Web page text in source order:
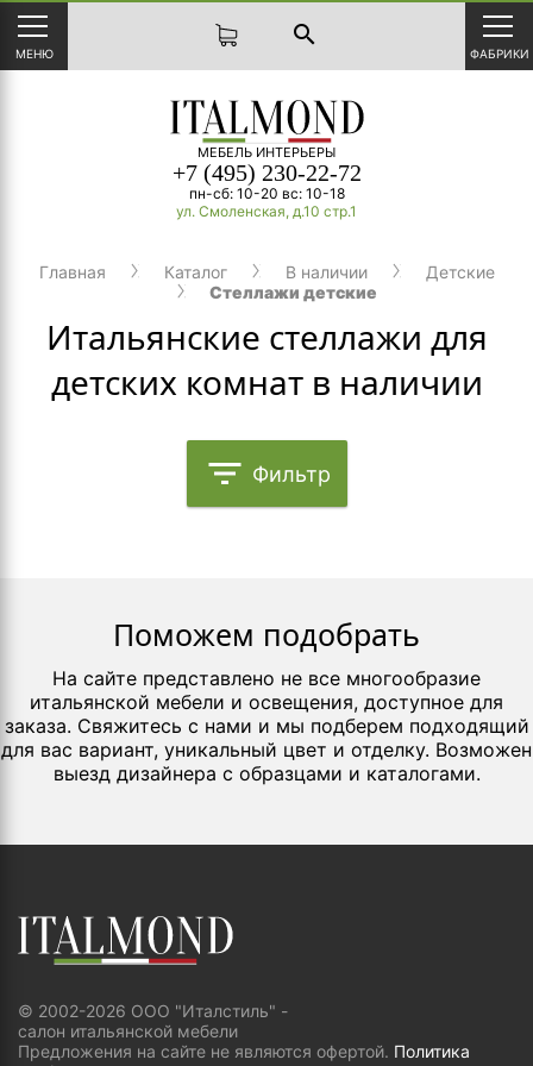
МЕНЮ
search
ФАБРИКИ
МЕБЕЛЬ ИНТЕРЬЕРЫ
+7 (495) 230-22-72
пн-сб: 10-20 вс: 10-18
ул. Смоленская, д.10 стр.1
Главная Каталог В наличии
Детские
Стеллажи детские
Итальянские стеллажи для
детских комнат в наличии
filter_list Фильтр
Поможем подобрать
На сайте представлено не все многообразие
итальянской мебели и освещения, доступное для
заказа. Свяжитесь с нами и мы подберем подходящий
для вас вариант, уникальный цвет и отделку. Возможен
выезд дизайнера с образцами и каталогами.
© 2002-2026 ООО "Италстиль" -
салон итальянской мебели
Предложения на сайте не являются офертой. Политика